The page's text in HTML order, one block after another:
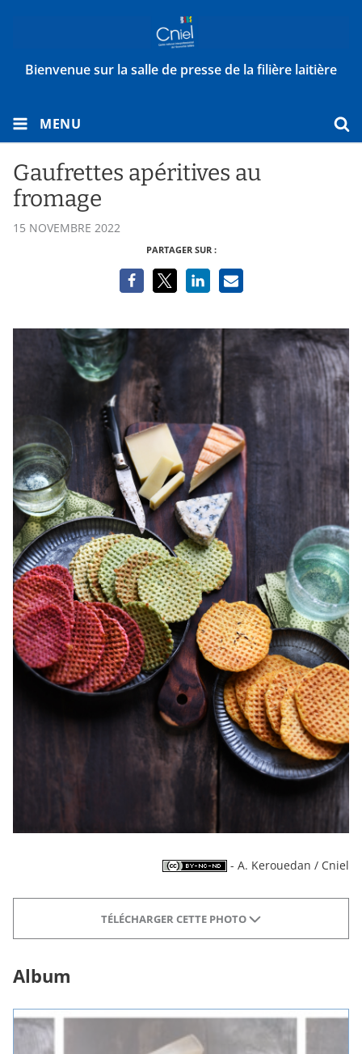
Bienvenue sur la salle de presse de la filière laitière
MENU
Gaufrettes apéritives au
fromage
15 NOVEMBRE 2022
PARTAGER SUR :
- A. Kerouedan / Cniel
TÉLÉCHARGER CETTE PHOTO
Album